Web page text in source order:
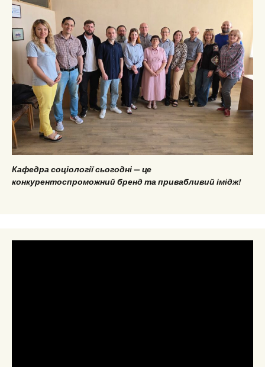
Кафедра соціології сьогодні — це
конкурентоспроможний бренд та привабливий імідж!